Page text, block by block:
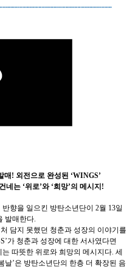
! 외전으로 완성된 ‘WINGS’
는 ‘위로’와 ‘희망’의 메시지!
반향을 일으킨 방탄소년단이 2월 13일
발매한다.
담지 못했던 청춘과 성장의 이야기를
가 청춘과 성장에 대한 서사였다면
따뜻한 위로와 희망의 메시지다. 세
날’은 방탄소년단의 한층 더 확장된 음